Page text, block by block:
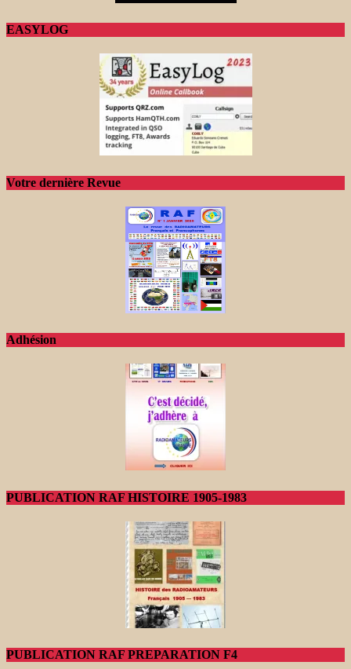
EASYLOG
Votre dernière Revue
Adhésion
PUBLICATION RAF HISTOIRE 1905-1983
PUBLICATION RAF PREPARATION F4